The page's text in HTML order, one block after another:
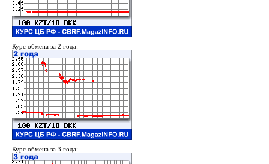
Курс обмена за 2 года:
Курс обмена за 3 года: